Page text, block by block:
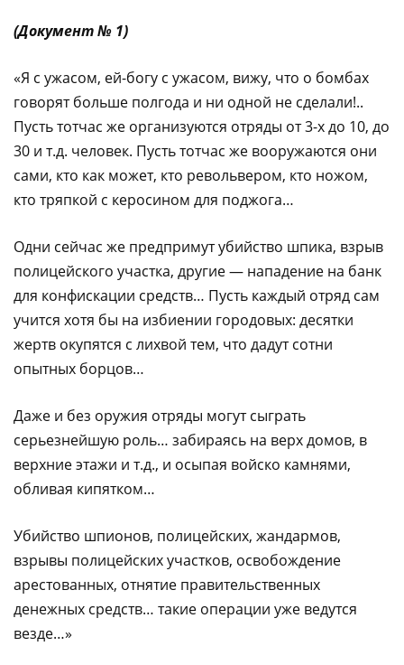
(Документ № 1)
«Я с ужасом, ей-богу с ужасом, вижу, что о бомбах
говорят больше полгода и ни одной не сделали!..
Пусть тотчас же организуются отряды от 3-х до 10, до
30 и т.д. человек. Пусть тотчас же вооружаются они
сами, кто как может, кто револьвером, кто ножом,
кто тряпкой с керосином для поджога…
Одни сейчас же предпримут убийство шпика, взрыв
полицейского участка, другие — нападение на банк
для конфискации средств… Пусть каждый отряд сам
учится хотя бы на избиении городовых: десятки
жертв окупятся с лихвой тем, что дадут сотни
опытных борцов…
Даже и без оружия отряды могут сыграть
серьезнейшую роль… забираясь на верх домов, в
верхние этажи и т.д., и осыпая войско камнями,
обливая кипятком…
Убийство шпионов, полицейских, жандармов,
взрывы полицейских участков, освобождение
арестованных, отнятие правительственных
денежных средств… такие операции уже ведутся
везде…»